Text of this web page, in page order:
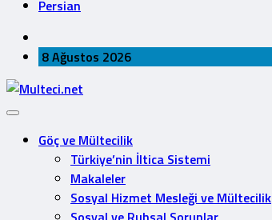
Persian
8 Ağustos 2026
Göç ve Mültecilik
Türkiye’nin İltica Sistemi
Makaleler
Sosyal Hizmet Mesleği ve Mültecilik